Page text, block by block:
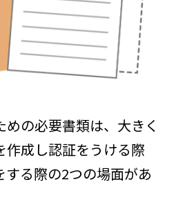
の必要書類は、大きく
成し認証をうける際
る際の2つの場面があ